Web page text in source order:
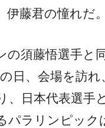
藤君の憧れだ。
の須藤悟選手と
日、会場を訪
、日本代表選手
パラリンピック